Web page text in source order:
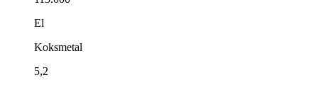
El
Koksmetal
5,2